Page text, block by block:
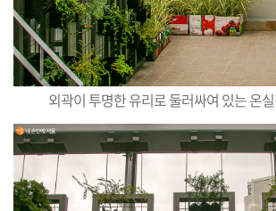
외곽이 투명한 유리로 둘러싸여 있는 온